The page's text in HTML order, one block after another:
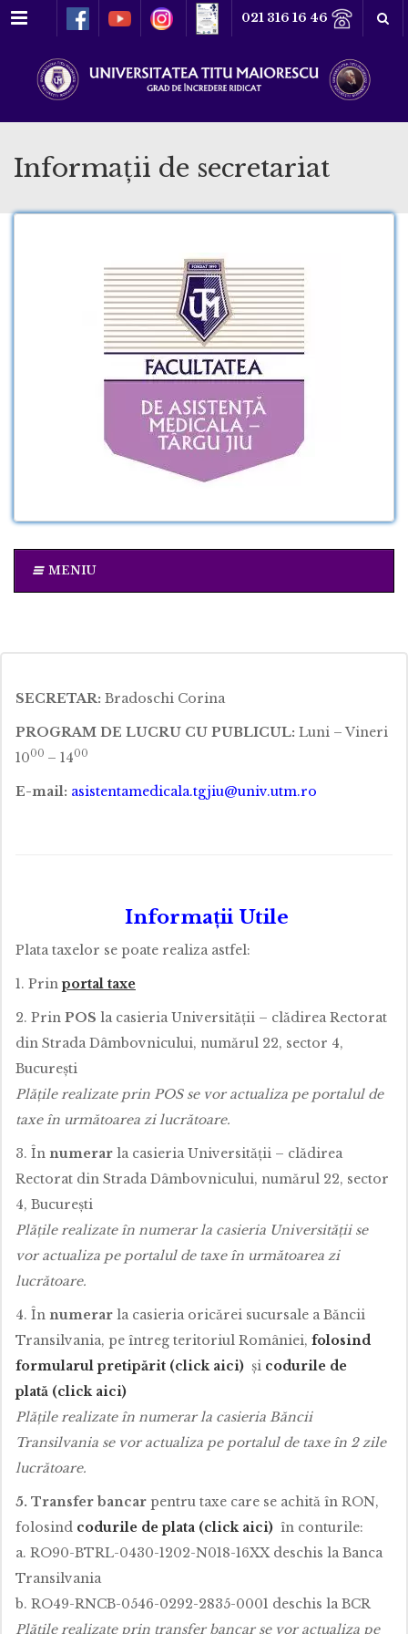
Meniu 021 316 16 46
Informații de secretariat
MENIU
SECRETAR: Bradoschi Corina
PROGRAM DE LUCRU CU PUBLICUL: Luni – Vineri
1000 – 1400
E-mail: asistentamedicala.tgjiu@univ.utm.ro
Informații Utile
Plata taxelor se poate realiza astfel:
1. Prin portal taxe
2. Prin POS la casieria Universității – clădirea Rectorat
din Strada Dâmbovnicului, numărul 22, sector 4,
București
Plățile realizate prin POS se vor actualiza pe portalul de
taxe în următoarea zi lucrătoare.
3. În numerar la casieria Universității – clădirea
Rectorat din Strada Dâmbovnicului, numărul 22, sector
4, București
Plățile realizate în numerar la casieria Universității se
vor actualiza pe portalul de taxe în următoarea zi
lucrătoare.
4. În numerar la casieria oricărei sucursale a Băncii
Transilvania, pe întreg teritoriul României, folosind
formularul pretipărit (click aici) și codurile de
plată (click aici)
Plățile realizate în numerar la casieria Băncii
Transilvania se vor actualiza pe portalul de taxe în 2 zile
lucrătoare.
5. Transfer bancar pentru taxe care se achită în RON,
folosind codurile de plata (click aici) în conturile:
a. RO90-BTRL-0430-1202-N018-16XX deschis la Banca
Transilvania
b. RO49-RNCB-0546-0292-2835-0001 deschis la BCR
Plățile realizate prin transfer bancar se vor actualiza pe